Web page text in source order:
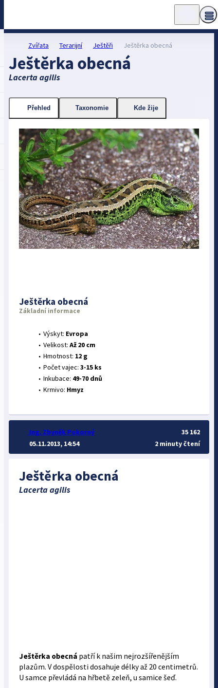
Zvířata Terarijní Ještěři Ještěrka obecná
Ještěrka obecná
Lacerta agilis
Ještěrka obecná
Lacerta agilis
Ještěrka obecná patří k našim nejrozšířenějším
plazům. V dospělosti dosahuje délky až 20 centimetrů.
U samce převládá na hřbetě zeleň, u samice šeď.
Přehled Taxonomie Kde žije
Ještěrka obecná
Základní informace
Výskyt: Evropa
Velikost: Až 20 cm
Hmotnost: 12 g
Počet vajec: 3-15 ks
Inkubace: 49-70 dnů
Krmivo: Hmyz
Ing. Zbyněk Pokorný
05.11.2013, 14:54
35 162
2 minuty čtení